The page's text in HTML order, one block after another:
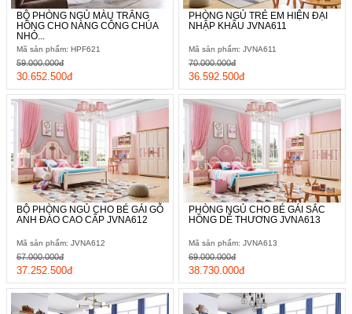
BỘ PHÒNG NGỦ MÀU TRẮNG
HỒNG CHO NÀNG CÔNG CHÚA
NHỎ...
Mã sản phẩm: HPF621
30.652.500đ
59.000.000đ
PHÒNG NGỦ TRẺ EM HIỆN ĐẠI
NHẬP KHẨU JVNA611
Mã sản phẩm: JVNA611
36.592.500đ
70.000.000đ
BỘ PHÒNG NGỦ CHO BÉ GÁI GỖ
ANH ĐÀO CAO CẤP JVNA612
Mã sản phẩm: JVNA612
37.252.500đ
67.000.000đ
PHÒNG NGỦ CHO BÉ GÁI SẮC
HỒNG DỄ THƯƠNG JVNA613
Mã sản phẩm: JVNA613
38.730.000đ
69.000.000đ